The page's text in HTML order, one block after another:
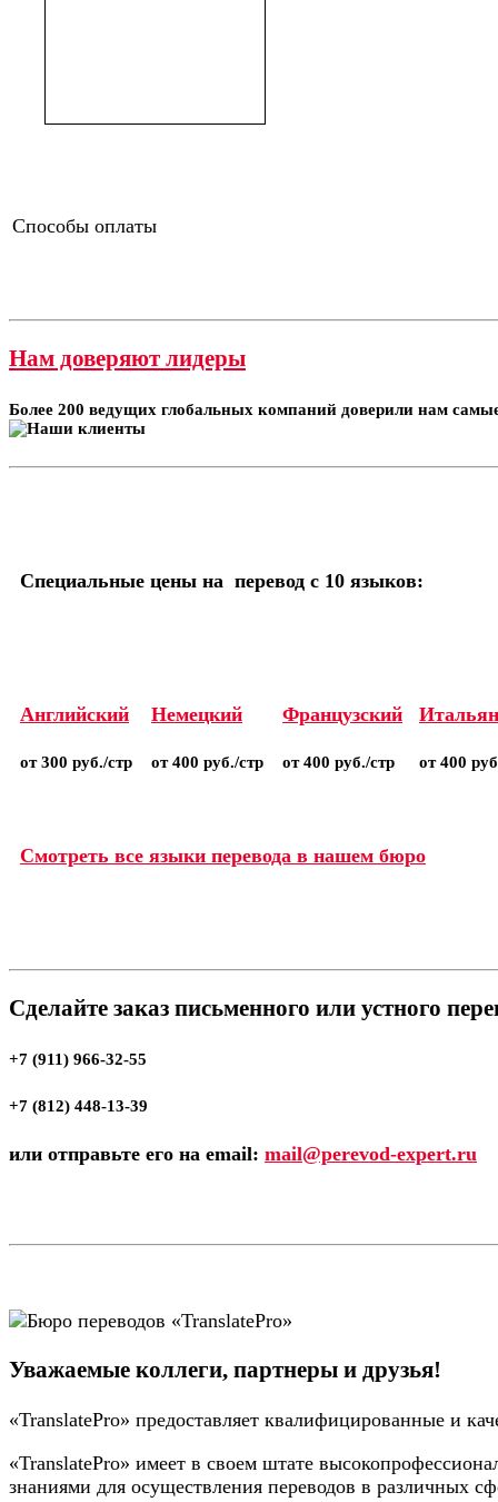
Способы оплаты
Нам доверяют лидеры
Более 200 ведущих глобальных компаний доверили нам
Специальные цены на перевод с 10 языков:
Английский
от 300 руб./стр
Немецкий
от 400 руб./стр
Французский
от 400 руб./стр от 400
Смотреть все языки перевода в нашем бюро
Сделайте заказ письменного или устного
+7 (911) 966-32-55
+7 (812) 448-13-39
или отправьте его на email: mail@perevod-expert.ru
Уважаемые коллеги, партнеры и друзья!
«TranslatePro» предоставляет квалифицированные и
«TranslatePro» имеет в своем штате
знаниями для осуществления переводов в различных